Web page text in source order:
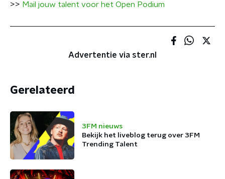
>> Mail jouw talent voor het Open Podium
Advertentie via ster.nl
Gerelateerd
3FM nieuws
Bekijk het liveblog terug over 3FM
Trending Talent